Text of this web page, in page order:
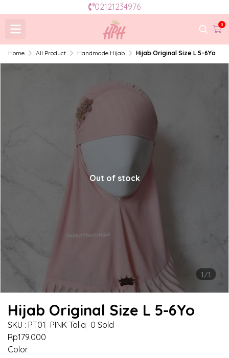
02121234976
0
Home All Product Handmade Hijab Hijab Original Size L 5-6Yo
1/1
Out of stock
Hijab Original Size L 5-6Yo
SKU : PT01 PINK Talia 0 Sold
Rp179.000
Color